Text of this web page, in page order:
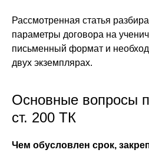
Рассмотренная статья
параметры договора на
письменный формат и
двух экземплярах.
Основные вопросы
ст. 200 ТК
Чем обусловлен срок,